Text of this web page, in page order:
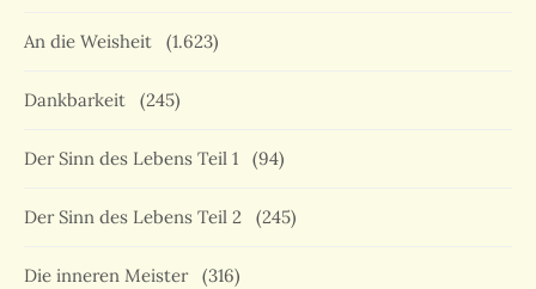
An die Weisheit (1.623)
Dankbarkeit (245)
Der Sinn des Lebens Teil 1 (94)
Der Sinn des Lebens Teil 2 (245)
Die inneren Meister (316)